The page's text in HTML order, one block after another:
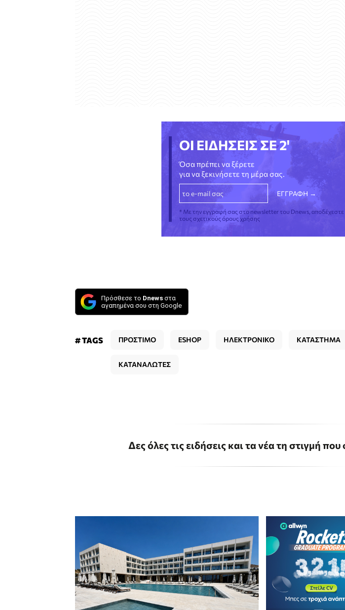
ΟΙ ΕΙΔΗΣΕΙΣ ΣΕ 2'
Όσα πρέπει να ξέρετε
για να ξεκινήσετε τη μέρα σας.
* Με την εγγραφή σας στο newsletter του Dnews, αποδέχεστε
τους σχετικούς όρους χρήσης
Πρόσθεσε το Dnews στα
αγαπημένα σου στη Google
# TAGS ΠΡΟΣΤΙΜΟ ESHOP ΗΛΕΚΤΡΟΝΙΚΟ ΚΑΤΑΣΤΗΜΑ
ΚΑΤΑΝΑΛΩΤΕΣ
Δες όλες τις ειδήσεις και τα νέα τη στιγμή